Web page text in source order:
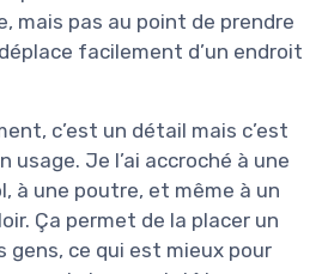
mais pas au point de prendre
facilement d’un endroit
c’est un détail mais c’est
usage. Je l’ai accroché à une
à une poutre, et même à un
Ça permet de la placer un
gens, ce qui est mieux pour